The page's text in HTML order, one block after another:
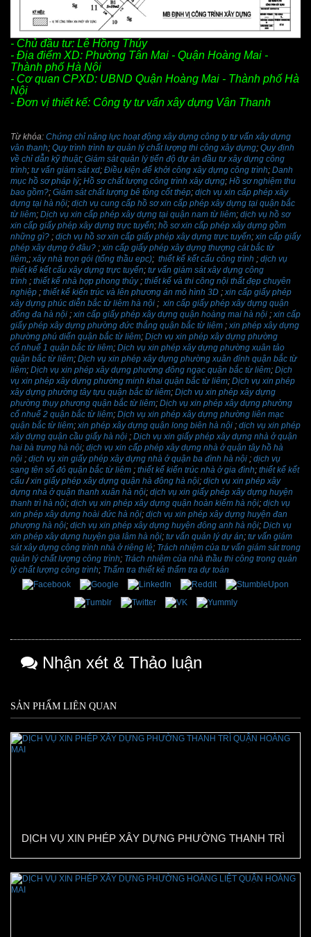
- Chủ đầu tư: Lê Hồng Thúy
- Địa điểm XD: Phường Tân Mai - Quận Hoàng Mai -
Thành phố Hà Nội
- Cơ quan CPXD: UBND Quận Hoàng Mai - Thành phố Hà
Nội
- Đơn vị thiết kế: Công ty tư vấn xây dựng Vân Thanh
Từ khóa: Chứng chỉ năng lực hoạt động xây dựng công ty tư vấn xây dựng
vân thanh; Quy trình trình tự quản lý chất lượng thi công xây dựng; Quy định
về chỉ dẫn kỹ thuật; Giám sát quản lý tiến độ dự án đầu tư xây dựng công
trình; tư vấn giám sát xd; Điều kiện để khởi công xây dựng công trình; Danh
mục hồ sơ pháp lý; Hồ sơ chất lượng công trình xây dựng; Hồ sơ nghiệm thu
bao gồm?; Giám sát chất lượng bê tông cốt thép; dịch vụ xin cấp phép xây
dựng tại hà nội; dịch vụ cung cấp hồ sơ xin cấp phép xây dựng tại quận bắc
từ liêm; Dịch vụ xin cấp phép xây dựng tại quận nam từ liêm; dịch vụ hồ sơ
xin cấp giấy phép xây dựng trực tuyến; hồ sơ xin cấp phép xây dựng gồm
những gì? ; dịch vụ hồ sơ xin cấp giấy phép xây dựng trực tuyến; xin cấp giấy
phép xây dựng ở đâu? ; xin cấp giấy phép xây dựng thượng cát bắc từ
liêm ,; xây nhà trọn gói (tổng thầu epc); thiết kế kết cấu công trình ; dịch vụ
thiết kế kết cấu xây dựng trực tuyến; tư vấn giám sát xây dựng công
trình ; thiết kế nhà hợp phong thủy; thiết kế và thi công nội thất đẹp chuyên
nghiệp ; thiết kế kiến trúc và lên phương án mô hình 3D ; xin cấp giấy phép
xây dựng phúc diễn bắc từ liêm hà nội ; xin cấp giấy phép xây dựng quận
đống đa hà nội ; xin cấp giấy phép xây dựng quận hoàng mai hà nội ; xin cấp
giấy phép xây dựng phường đức thắng quận bắc từ liêm ; xin phép xây dựng
phường phú diến quận bắc từ liêm; Dịch vụ xin phép xây dựng phường
cổ nhuế 1 quận bắc từ liêm; Dịch vụ xin phép xây dựng phường xuân tảo
quận bắc từ liêm; Dịch vụ xin phép xây dựng phường xuân đỉnh quận bắc từ
liêm; Dịch vụ xin phép xây dựng phường đông ngạc quận bắc từ liêm; Dịch
vụ xin phép xây dựng phường minh khai quận bắc từ liêm; Dịch vụ xin phép
xây dựng phường tây tựu quận bắc từ liêm; Dịch vụ xin phép xây dựng
phường thụy phương quận bắc từ liêm; Dịch vụ xin phép xây dựng phường
cổ nhuế 2 quận bắc từ liêm; Dịch vụ xin phép xây dựng phường liên mạc
quận bắc từ liêm; xin phép xây dựng quận long biên hà nội ; dịch vụ xin phép
xây dựng quận cầu giấy hà nội ; Dịch vụ xin giấy phép xây dựng nhà ở quận
hai bà trưng hà nội; dịch vụ xin cấp phép xây dựng nhà ở quận tây hồ hà
nội ; dịch vụ xin giấy phép xây dựng nhà ở quận ba đình hà nội ; dịch vụ
sang tên sổ đỏ quận bắc từ liêm ; thiết kế kiến trúc nhà ở gia đình; thiết kế kết
cấu /xin giấy phép xây dựng quận hà đông hà nội; dịch vụ xin phép xây
dựng nhà ở quận thanh xuân hà nội; dịch vụ xin giấy phép xây dựng huyện
thanh trì hà nội; dịch vụ xin phép xây dựng quận hoàn kiếm hà nội; dịch vụ
xin phép xây dựng hoài đức hà nội; dịch vụ xin phép xây dựng huyện đan
phượng hà nội; dịch vụ xin phép xây dựng huyện đông anh hà nội; Dịch vụ
xin phép xây dựng huyện gia lâm hà nội; tư vấn quản lý dự án; tư vấn giám
sát xây dựng công trình nhà ở riêng lẻ; Trách nhiệm của tư vấn giám sát trong
quản lý chất lượng công trình; Trách nhiệm của nhà thầu thi công trong quản
lý chất lượng công trình; Thẩm tra thiết kê thẩm tra dự toán
Nhận xét & Thảo luận
SẢN PHẨM LIÊN QUAN
DỊCH VỤ XIN PHÉP XÂY DỰNG PHƯỜNG THANH TRÌ